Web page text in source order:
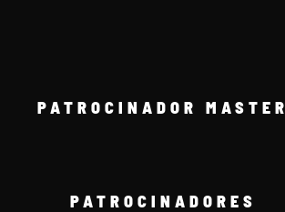
PATROCINADOR MASTER
PATROCINADORES